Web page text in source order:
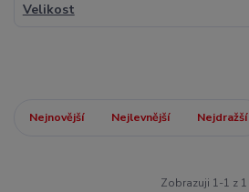
Velikost
Nejnovější Nejlevnější Nejdražší
Zobrazuji 1-1 z 1